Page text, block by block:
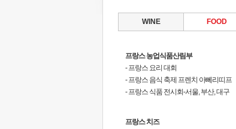
WINE FOOD
프랑스 농업식품산림부
- 프랑스 요리 대회
- 프랑스 음식 축제 프렌치 아뻬리띠프
- 프랑스 식품 전시회-서울, 부산, 대구
프랑스 치즈